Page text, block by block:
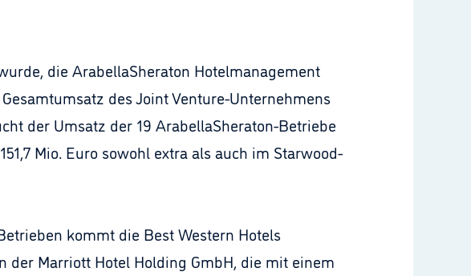
die ArabellaSheraton Hotelmanagement
des Joint Venture-Unternehmens
der Umsatz der 19 ArabellaSheraton-Betriebe
Mio. Euro sowohl extra als auch im Starwood-
kommt die Best Western Hotels
der Marriott Hotel Holding GmbH, die mit einem